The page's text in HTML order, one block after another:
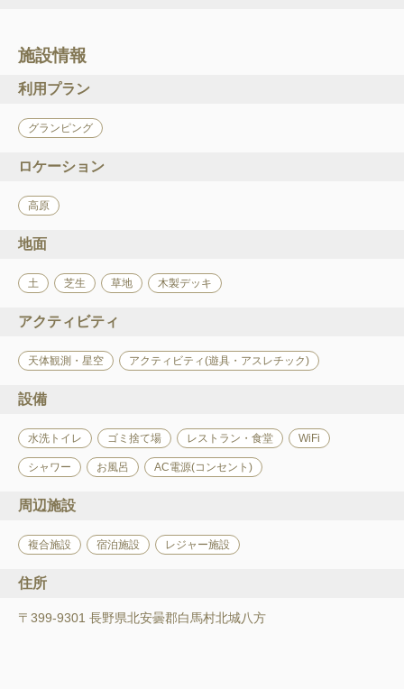
施設情報
利用プラン
グランピング
ロケーション
高原
地面
土 芝生 草地 木製デッキ
アクティビティ
天体観測・星空 アクティビティ(遊具・アスレチック)
設備
水洗トイレ ゴミ捨て場 レストラン・食堂 WiFi
シャワー お風呂 AC電源(コンセント)
周辺施設
複合施設 宿泊施設 レジャー施設
住所
〒399-9301 長野県北安曇郡白馬村北城八方